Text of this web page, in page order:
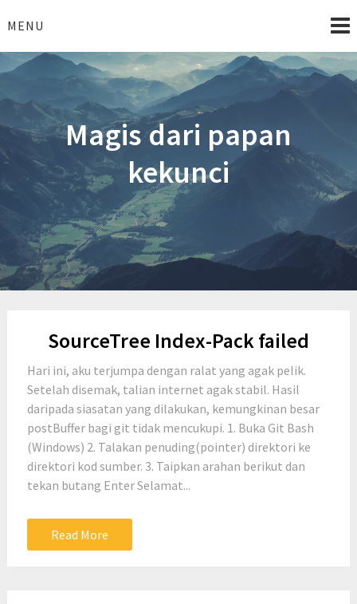
toMENU
Magis dari papan
kekunci
SourceTree Index-Pack failed
Hari ini, aku terjumpa dengan ralat yang agak pelik.
Setelah disemak, talian internet agak stabil. Hasil
daripada siasatan yang dilakukan, kemungkinan besar
postBuffer bagi git tidak mencukupi. 1. Buka Git Bash
(Windows) 2. Talakan penuding(pointer) direktori ke
direktori kod sumber. 3. Taipkan arahan berikut dan
tekan butang Enter Selamat...
Read More